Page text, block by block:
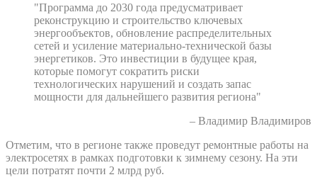
"Программа до 2030 года предусматривает
реконструкцию и строительство ключевых
энергообъектов, обновление распределительных
сетей и усиление материально-технической базы
энергетиков. Это инвестиции в будущее края,
которые помогут сократить риски
технологических нарушений и создать запас
мощности для дальнейшего развития региона"
– Владимир Владимиров
Отметим, что в регионе также проведут ремонтные работы на
электросетях в рамках подготовки к зимнему сезону. На эти
цели потратят почти 2 млрд руб.